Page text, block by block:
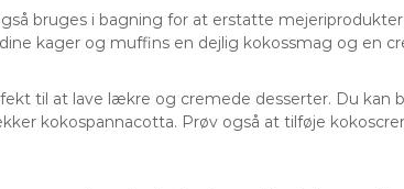
bruges i bagning for at erstatte
kager og muffins en dejlig kokossmag og en
til at lave lækre og cremede desserter. Du kan
kokospannacotta. Prøv også at tilføje